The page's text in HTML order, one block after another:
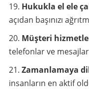
Hukukla el ele
açıdan başınızı
Müşteri
telefonlar ve
Zamanlamaya
insanların en aktif